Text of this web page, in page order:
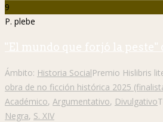
9
P. plebe
"El mundo que forjó la peste"
Ámbito: Historia SocialPremio Hislibris
obra de no ficción histórica 2025
Académico, Argumentativo, Divulgativo
Negra, S. XIV